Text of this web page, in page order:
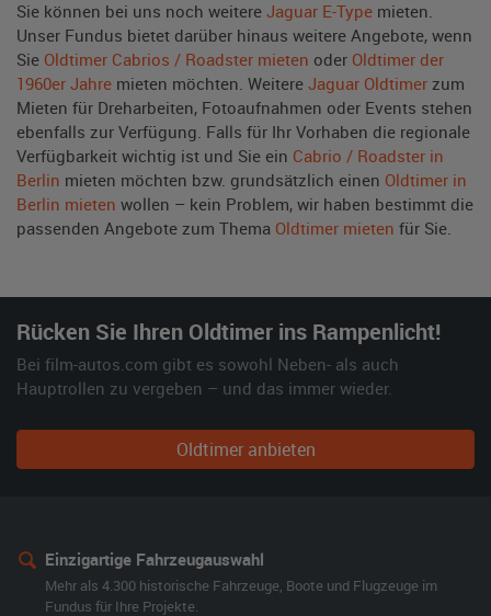
Sie können bei uns noch weitere Jaguar E-Type mieten.
Unser Fundus bietet darüber hinaus weitere Angebote, wenn
Sie Oldtimer Cabrios / Roadster mieten oder Oldtimer der
1960er Jahre mieten möchten. Weitere Jaguar Oldtimer zum
Mieten für Dreharbeiten, Fotoaufnahmen oder Events stehen
ebenfalls zur Verfügung. Falls für Ihr Vorhaben die regionale
Verfügbarkeit wichtig ist und Sie ein Cabrio / Roadster in
Berlin mieten möchten bzw. grundsätzlich einen Oldtimer in
Berlin mieten wollen – kein Problem, wir haben bestimmt die
passenden Angebote zum Thema Oldtimer mieten für Sie.
Rücken Sie Ihren Oldtimer ins Rampenlicht!
Bei film-autos.com gibt es sowohl Neben- als auch
Hauptrollen zu vergeben – und das immer wieder.
Oldtimer anbieten
Einzigartige Fahrzeugauswahl
Mehr als 4.300 historische Fahrzeuge, Boote und Flugzeuge im
Fundus für Ihre Projekte.